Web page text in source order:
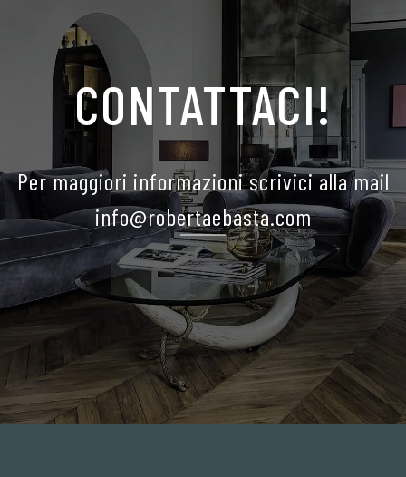
CONTATTACI!
Per maggiori informazioni scrivici alla mail
info@robertaebasta.com